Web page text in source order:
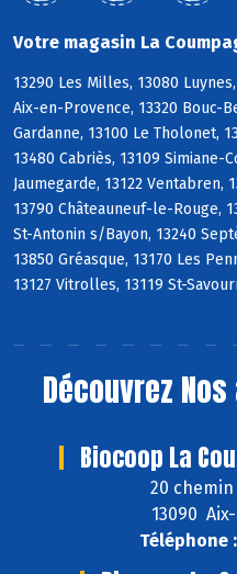
Votre magasin La
13290 Les Milles, 13080
Aix-en-Provence, 13320 Bouc-
Gardanne, 13100 Le Tholonet,
13480 Cabriès, 13109 Simiane-
Jaumegarde, 13122 Ventabren,
13790 Châteauneuf-le-Rouge,
St-Antonin s/Bayon, 13240
13850 Gréasque, 13170 Les
13127 Vitrolles, 13119 St-
Découvrez
Biocoop La
20
13090
Téléphone :